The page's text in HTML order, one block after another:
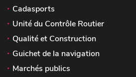
Cadasports
Unité du Contrôle Routier
Qualité et Construction
Guichet de la navigation
Marchés publics